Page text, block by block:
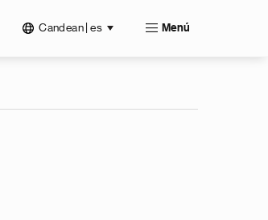
Candean | es Menú